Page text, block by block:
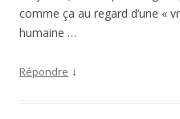
comme ça au regard d’une «
humaine …
Répondre ↓